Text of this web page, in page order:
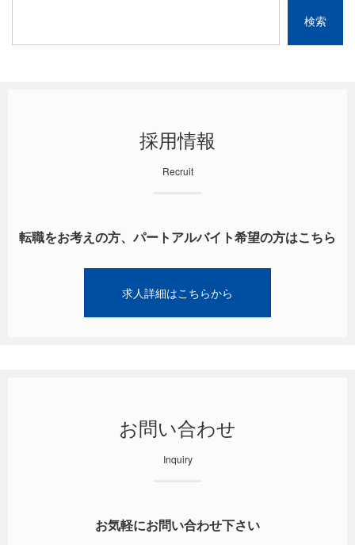
採用情報
Recruit
転職をお考えの方、パートアルバイト希望の方はこちら
求人詳細はこちらから
お問い合わせ
Inquiry
お気軽にお問い合わせ下さい